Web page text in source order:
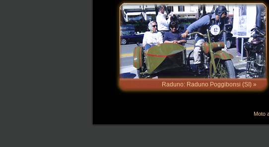
Raduno: Raduno Poggibonsi (SI) »
Moto